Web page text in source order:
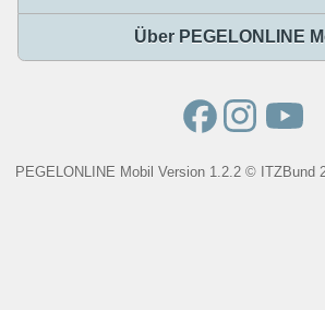
Über PEGELONLINE
PEGELONLINE Mobil Version 1.2.2 © ITZBund